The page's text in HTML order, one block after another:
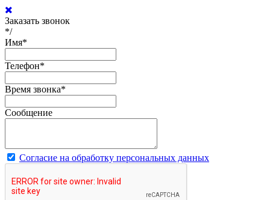
Заказать звонок
*/
Имя*
Телефон*
Время звонка*
Сообщение
Согласие на обработку персональных данных